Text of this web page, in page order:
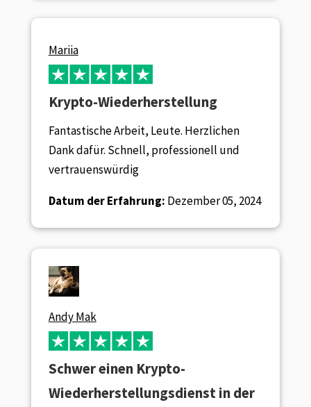
Mariia
Krypto-Wiederherstellung
Fantastische Arbeit, Leute. Herzlichen
Dank dafür. Schnell, professionell und
vertrauenswürdig
Datum der Erfahrung: Dezember 05, 2024
Andy Mak
Schwer einen Krypto-
Wiederherstellungsdienst in der